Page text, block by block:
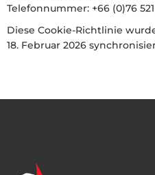
Telefonnummer: +66 (0)76 521
Diese Cookie-Richtlinie
18. Februar 2026